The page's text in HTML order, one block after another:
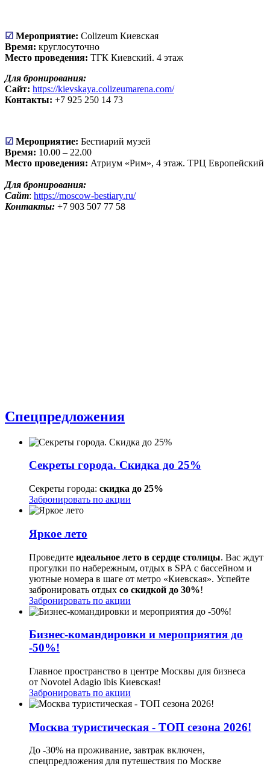
☑ Мероприятие: Colizeum Киевская
Время: круглосуточно
Место проведения: ТГК Киевский. 4 этаж
Для бронирования:
Сайт: https://kievskaya.colizeumarena.com/
Контакты: +7 925 250 14 73
☑ Мероприятие: Бестиарий музей
Время: 10.00 – 22.00
Место проведения: Атриум «Рим», 4 этаж. ТРЦ Европейский
Для бронирования:
Сайт: https://moscow-bestiary.ru/
Контакты: +7 903 507 77 58
Спецпредложения
Секреты города. Скидка до 25%
Секреты города: скидка до 25%
Забронировать по акции
Яркое лето
Проведите идеальное лето в сердце столицы. Вас ждут
прогулки по набережным, отдых в SPA с бассейном и
уютные номера в шаге от метро «Киевская». Успейте
забронировать отдых со скидкой до 30%!
Забронировать по акции
Бизнес-командировки и мероприятия до
-50%!
Главное пространство в центре Москвы для бизнеса
от Novotel Adagio ibis Киевская!
Забронировать по акции
Москва туристическая - ТОП сезона 2026!
До -30% на проживание, завтрак включен,
спецпредложения для путешествия по Москве